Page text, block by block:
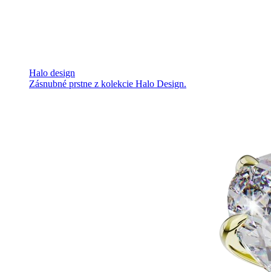
Halo design
Zásnubné prstne z kolekcie Halo Design.